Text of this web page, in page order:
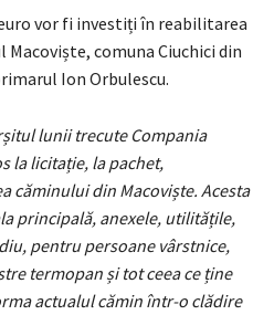
vor fi investiți în reabilitarea
comuna Ciuchici din
Ion Orbulescu.
lunii trecute Compania
la licitație, la pachet,
căminului din Macoviște. Acesta
principală, anexele, utilitățile,
pentru persoane vârstnice,
termopan și tot ceea ce ține
actualul cămin într-o clădire